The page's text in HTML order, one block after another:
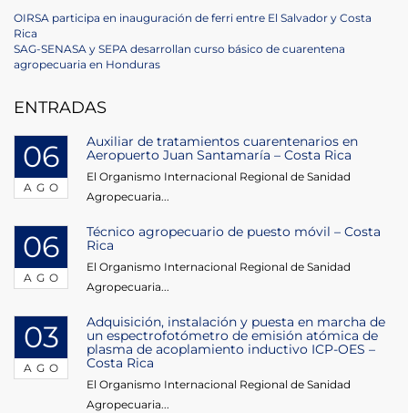
Navegación
de
Previous
Post
OIRSA participa en inauguración de ferri entre El Salvador y Costa
Rica
Next
Post
SAG-SENASA y SEPA desarrollan curso básico de cuarentena
agropecuaria en Honduras
ENTRADAS
06
AGO
Auxiliar de tratamientos cuarentenarios en
Aeropuerto Juan Santamaría – Costa Rica
El Organismo Internacional Regional de Sanidad
Agropecuaria...
06
AGO
Técnico agropecuario de puesto móvil – Costa
Rica
El Organismo Internacional Regional de Sanidad
Agropecuaria...
03
AGO
Adquisición, instalación y puesta en marcha de
un espectrofotómetro de emisión atómica de
plasma de acoplamiento inductivo ICP-OES –
Costa Rica
El Organismo Internacional Regional de Sanidad
Agropecuaria...